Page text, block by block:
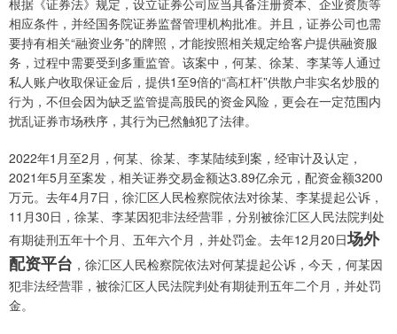
相应条件，并经国务院证券监督管理机构批准。并且，证券公司也需
要持有相关“融资业务”的牌照，才能按照相关规定给客户提供融资服
务，过程中需要受到多重监管。该案中，何某、徐某、李某等人通过
私人账户收取保证金后，提供1至9倍的“高杠杆”供散户非实名炒股的
行为，不但会因为缺乏监管提高股民的资金风险，更会在一定范围内
扰乱证券市场秩序，其行为已然触犯了法律。
2022年1月至2月，何某、徐某、李某陆续到案，经审计及认定，
2021年5月至案发，相关证券交易金额达3.89亿余元，配资金额3200
万元。去年4月7日，徐汇区人民检察院依法对徐某、李某提起公诉，
11月30日，徐某、李某因犯非法经营罪，分别被徐汇区人民法院判处
有期徒刑五年十个月、五年六个月，并处罚金。去年12月20日场外
配资平台 ，徐汇区人民检察院依法对何某提起公诉，今天，何某因
犯非法经营罪，被徐汇区人民法院判处有期徒刑五年二个月，并处罚
金。